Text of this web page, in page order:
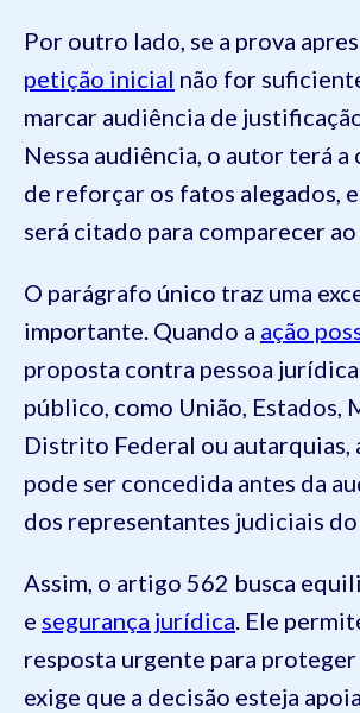
Por outro lado, se a prova
petição inicial não for
marcar audiência de
Nessa audiência, o autor terá
de reforçar os fatos alegados,
será citado para comparecer
O parágrafo único traz uma
importante. Quando a ação
proposta contra pessoa
público, como União, Estados,
Distrito Federal ou autarquias,
pode ser concedida antes da
dos representantes judiciais
Assim, o artigo 562 busca
e segurança jurídica. Ele
resposta urgente para proteger
exige que a decisão esteja